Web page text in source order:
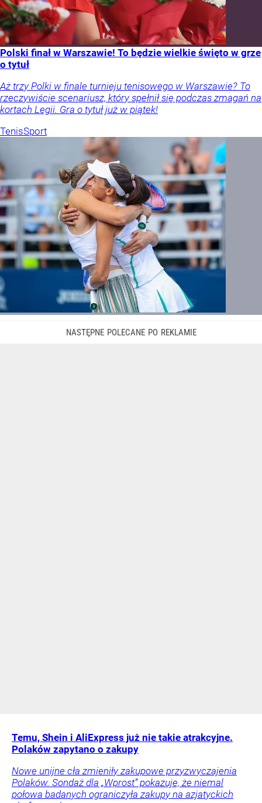
Polski finał w Warszawie! To będzie wielkie święto w grze
o tytuł
Aż trzy Polki w finale turnieju tenisowego w Warszawie? To
rzeczywiście scenariusz, który spełnił się podczas zmagań na
kortach Legii. Gra o tytuł już w piątek!
TenisSport
Temu, Shein i AliExpress już nie takie atrakcyjne.
Polaków zapytano o zakupy
Nowe unijne cła zmieniły zakupowe przyzwyczajenia
Polaków. Sondaż dla „Wprost” pokazuje, że niemal
połowa badanych ograniczyła zakupy na azjatyckich